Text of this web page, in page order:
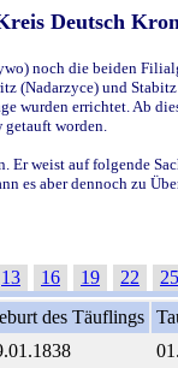
Deutsch
noch die beiden
(Nadarzyce) und
errichtet. Ab
worden.
Er weist auf folgende
aber dennoch zu
13 16 19 22 25
des Täuflings